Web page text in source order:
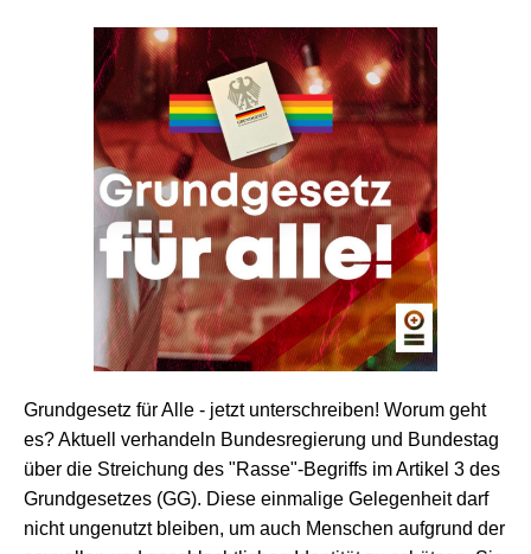
Grundgesetz für Alle - jetzt unterschreiben! Worum geht
es? Aktuell verhandeln Bundesregierung und Bundestag
über die Streichung des "Rasse"-Begriffs im Artikel 3 des
Grundgesetzes (GG). Diese einmalige Gelegenheit darf
nicht ungenutzt bleiben, um auch Menschen aufgrund der